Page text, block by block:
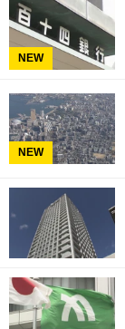
NEW
NEW